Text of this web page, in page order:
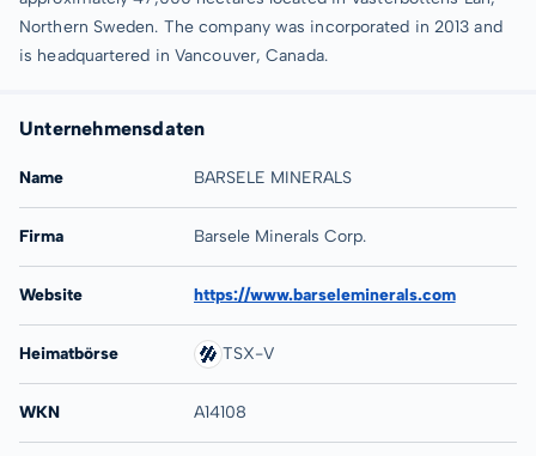
Northern Sweden. The company was incorporated in 2013 and
is headquartered in Vancouver, Canada.
Unternehmensdaten
Name BARSELE MINERALS
Firma Barsele Minerals Corp.
Website https://www.barseleminerals.com
Heimatbörse TSX-V
WKN A14108